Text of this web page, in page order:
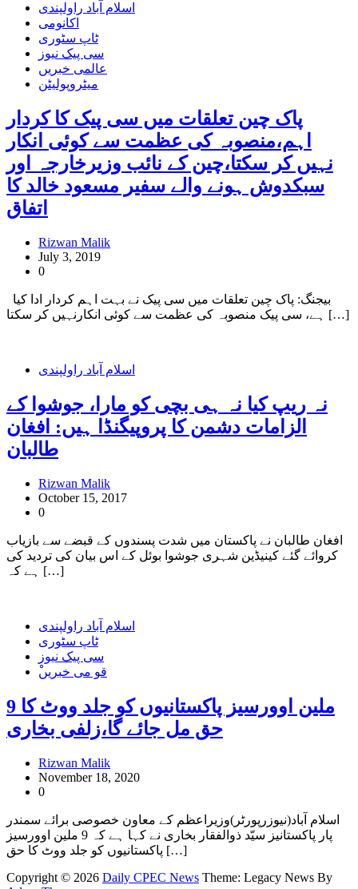
اسلام آباد راولپندی
اکانومی
ٹاپ سٹوری
سی پیک نیوز
عالمی خبریں
میٹروپولیٹن
پاک چین تعلقات میں سی پیک کا کردار
اہم،منصوبہ کی عظمت سے کوئی انکار
نہیں کر سکتا،چین کے نائب وزیرخارجہ اور
سبکدوش ہونے والے سفیر مسعود خالد کا
اتفاق
Rizwan Malik
July 3, 2019
0
ہے، سی پیک منصوبہ کی عظمت سے کوئی انکارنہیں کر سکتا […]
اسلام آباد راولپندی
نہ ریپ کیا نہ ہی بچی کو مارا، جوشوا کے
الزامات دشمن کا پروپیگنڈا ہیں: افغان
طالبان
Rizwan Malik
October 15, 2017
0
افغان طالبان نے پاکستان میں شدت پسندوں کے قبضے سے بازیاب
کروائے گئے کینیڈین شہری جوشوا بوئل کے اس بیان کی تردید کی
ہے کہ […]
اسلام آباد راولپندی
ٹاپ سٹوری
سی پیک نیوز
ْقو می خبریں
9 ملین اوورسیز پاکستانیوں کو جلد ووٹ کا
حق مل جائے گا،زلفی بخاری
Rizwan Malik
November 18, 2020
0
اسلام آباد(نیوزرپورٹر)وزیراعظم کے معاون خصوصی برائے سمندر
پار پاکستانیز سیّد ذوالفقار بخاری نے کہا ہے کہ 9 ملین اوورسیز
پاکستانیوں کو جلد ووٹ کا حق […]
Copyright © 2026 Daily CPEC News Theme: Legacy News By